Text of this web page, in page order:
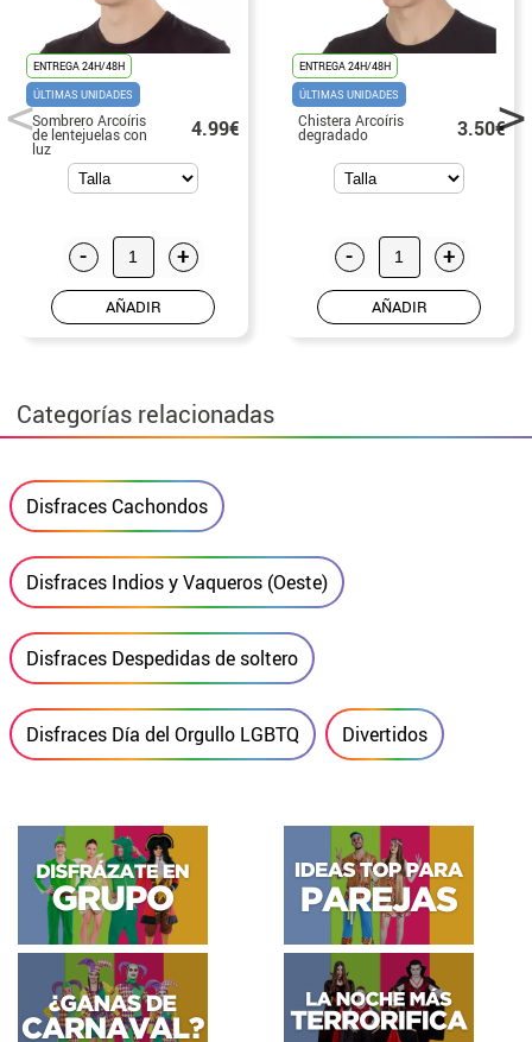
ENTREGA 24H/48H
ÚLTIMAS UNIDADES
Sombrero Arcoíris
de lentejuelas con
luz
4.99€
- +
AÑADIR
ENTREGA 24H/48H
ÚLTIMAS UNIDADES
Chistera Arcoíris
degradado 3.50€
- +
AÑADIR
Categorías relacionadas
Disfraces Cachondos
Disfraces Indios y Vaqueros (Oeste)
Disfraces Despedidas de soltero
Disfraces Día del Orgullo LGBTQ Divertidos